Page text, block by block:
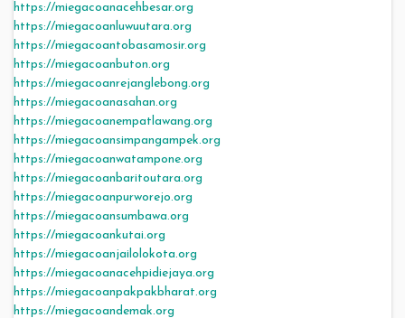
https://miegacoanacehbesar.org
https://miegacoanluwuutara.org
https://miegacoantobasamosir.org
https://miegacoanbuton.org
https://miegacoanrejanglebong.org
https://miegacoanasahan.org
https://miegacoanempatlawang.org
https://miegacoansimpangampek.org
https://miegacoanwatampone.org
https://miegacoanbaritoutara.org
https://miegacoanpurworejo.org
https://miegacoansumbawa.org
https://miegacoankutai.org
https://miegacoanjailolokota.org
https://miegacoanacehpidiejaya.org
https://miegacoanpakpakbharat.org
https://miegacoandemak.org